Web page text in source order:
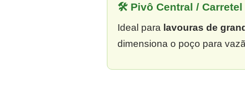
🛠 Pivô Central / Carretel
Ideal para lavouras de
dimensiona o poço para